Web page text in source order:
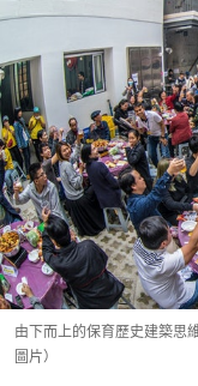
由下而上的保育歷史建築思
圖片）